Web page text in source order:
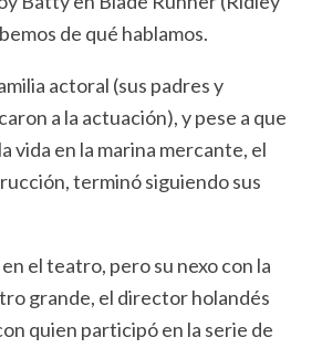
de qué hablamos.
actoral (sus padres y
a la actuación), y pese a que
vida en la marina mercante, el
terminó siguiendo sus
el teatro, pero su nexo con la
grande, el director holandés
quien participó en la serie de